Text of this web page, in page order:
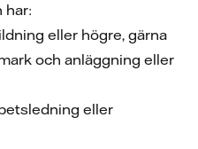
har:
eller högre, gärna
och anläggning eller
eller